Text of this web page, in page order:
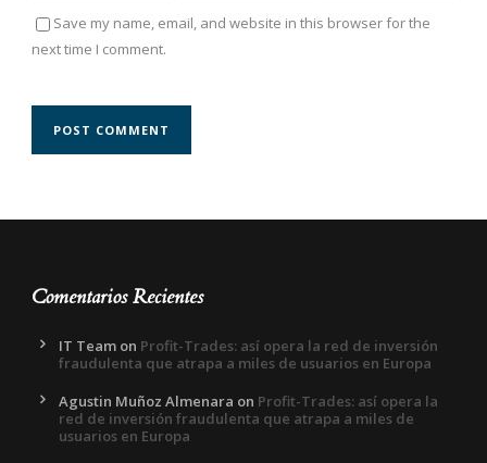
Save my name, email, and website in this browser for the
next time I comment.
Comentarios Recientes
IT Team on Profit-Trades: así opera la red de inversión
fraudulenta que atrapa a miles de usuarios en Europa
Agustin Muñoz Almenara on Profit-Trades: así opera la
red de inversión fraudulenta que atrapa a miles de
usuarios en Europa